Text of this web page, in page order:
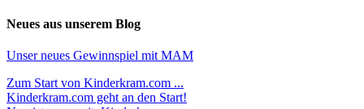
Neues aus unserem Blog
Unser neues Gewinnspiel mit MAM
Zum Start von Kinderkram.com ...
Kinderkram.com geht an den Start!